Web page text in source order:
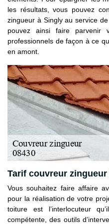
les résultats, vous pouvez
zingueur à Singly au service
pouvez ainsi faire parvenir
professionnels de façon à ce
en amont.
Tarif couvreur
Vous souhaitez faire affaire
pour la réalisation de votre
toiture est l’interlocuteur
compétente, des outils